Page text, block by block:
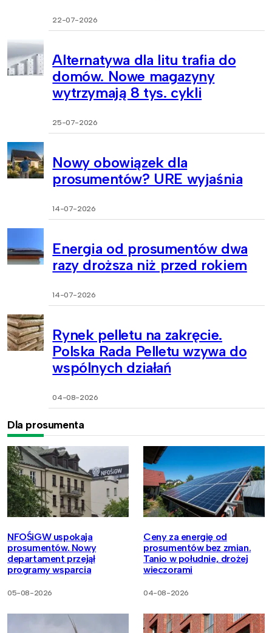
22-07-2026
Alternatywa dla litu trafia do
domów. Nowe magazyny
wytrzymają 8 tys. cykli
25-07-2026
Nowy obowiązek dla
prosumentów? URE wyjaśnia
14-07-2026
Energia od prosumentów dwa
razy droższa niż przed rokiem
14-07-2026
Rynek pelletu na zakręcie.
Polska Rada Pelletu wzywa do
wspólnych działań
04-08-2026
Dla prosumenta
NFOŚiGW uspokaja
prosumentów. Nowy
departament przejął
programy wsparcia
05-08-2026
Ceny za energię od
prosumentów bez zmian.
Tanio w południe, drożej
wieczorami
04-08-2026